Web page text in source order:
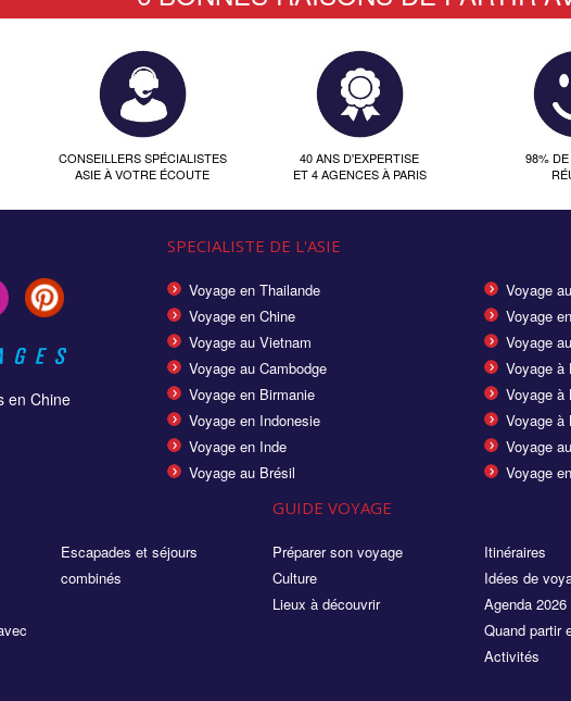
CONSEILLERS SPÉCIALISTES
ASIE À VOTRE ÉCOUTE
40 ANS D'EXPERTISE
ET 4 AGENCES À PARIS
98%
en Chine
SPECIALISTE DE L'ASIE
Voyage en Thailande
Voyage en Chine
Voyage au Vietnam
Voyage au Cambodge
Voyage en Birmanie
Voyage en Indonesie
Voyage en Inde
Voyage au Brésil
Voyage
Voyage
Voyage
Voyage à
Voyage à
Voyage à
Voyage
Voyage
Escapades et séjours
combinés
GUIDE VOYAGE
Préparer son voyage
Culture
Lieux à découvrir
Itinéraires
Idées de
Agenda 2026
Quand partir
Activités